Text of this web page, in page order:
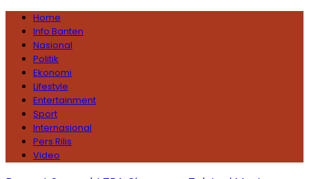
Home
Info Banten
Nasional
Politik
Ekonomi
Lifestyle
Entertainment
Sport
Internasional
Pers Rilis
Video